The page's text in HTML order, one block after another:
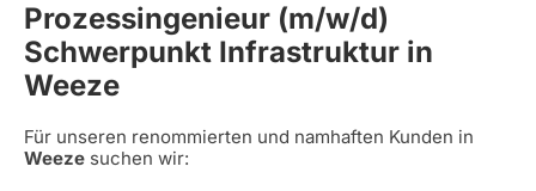
Prozessingenieur (m/w/d)
Schwerpunkt Infrastruktur in
Weeze
Für unseren renommierten und namhaften Kunden in
Weeze suchen wir: